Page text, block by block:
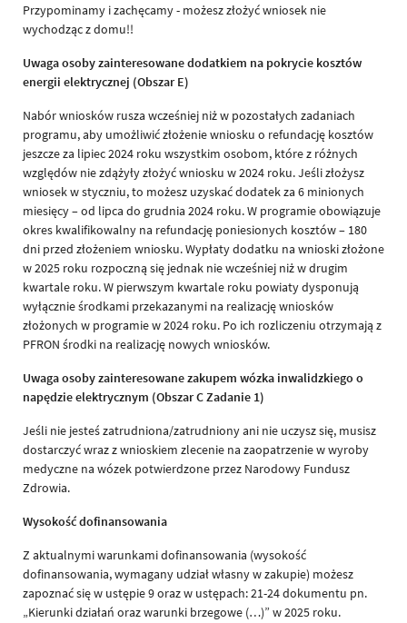
Przypominamy i zachęcamy - możesz złożyć wniosek nie
wychodząc z domu!!
Uwaga osoby zainteresowane dodatkiem na pokrycie kosztów
energii elektrycznej (Obszar E)
Nabór wniosków rusza wcześniej niż w pozostałych zadaniach
programu, aby umożliwić złożenie wniosku o refundację kosztów
jeszcze za lipiec 2024 roku wszystkim osobom, które z różnych
względów nie zdążyły złożyć wniosku w 2024 roku. Jeśli złożysz
wniosek w styczniu, to możesz uzyskać dodatek za 6 minionych
miesięcy – od lipca do grudnia 2024 roku. W programie obowiązuje
okres kwalifikowalny na refundację poniesionych kosztów – 180
dni przed złożeniem wniosku. Wypłaty dodatku na wnioski złożone
w 2025 roku rozpoczną się jednak nie wcześniej niż w drugim
kwartale roku. W pierwszym kwartale roku powiaty dysponują
wyłącznie środkami przekazanymi na realizację wniosków
złożonych w programie w 2024 roku. Po ich rozliczeniu otrzymają z
PFRON środki na realizację nowych wniosków.
Uwaga osoby zainteresowane zakupem wózka inwalidzkiego o
napędzie elektrycznym (Obszar C Zadanie 1)
Jeśli nie jesteś zatrudniona/zatrudniony ani nie uczysz się, musisz
dostarczyć wraz z wnioskiem zlecenie na zaopatrzenie w wyroby
medyczne na wózek potwierdzone przez Narodowy Fundusz
Zdrowia.
Wysokość dofinansowania
Z aktualnymi warunkami dofinansowania (wysokość
dofinansowania, wymagany udział własny w zakupie) możesz
zapoznać się w ustępie 9 oraz w ustępach: 21-24 dokumentu pn.
„Kierunki działań oraz warunki brzegowe (…)” w 2025 roku.